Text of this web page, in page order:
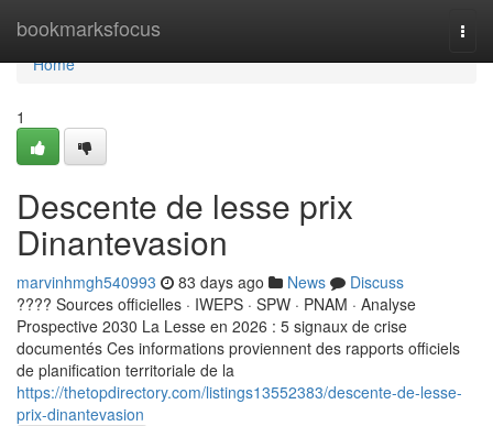
bookmarksfocus
Home
Home
1
Descente de lesse prix
Dinantevasion
marvinhmgh540993 83 days ago News
Discuss
???? Sources officielles · IWEPS · SPW · PNAM · Analyse
Prospective 2030 La Lesse en 2026 : 5 signaux de crise
documentés Ces informations proviennent des rapports officiels
de planification territoriale de la
https://thetopdirectory.com/listings13552383/descente-de-lesse-
prix-dinantevasion